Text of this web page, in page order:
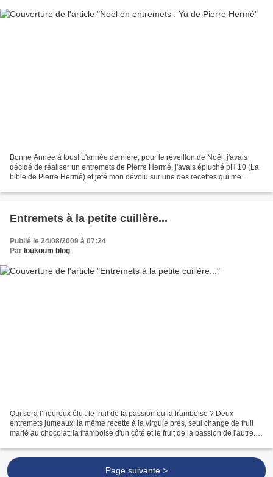
Bonne Année à tous! L'année dernière, pour le réveillon de Noël, j'avais
décidé de réaliser un entremets de Pierre Hermé, j'avais épluché pH 10 (La
bible de Pierre Hermé) et jeté mon dévolu sur une des recettes qui me
Entremets à la petite cuillère...
Publié le 24/08/2009 à 07:24
Par loukoum blog
Qui sera l’heureux élu : le fruit de la passion ou la framboise ? Deux
entremets jumeaux: la même recette à la virgule près, seul change de fruit
marié au chocolat: la framboise d'un côté et le fruit de la passion de l'autre. À
Page suivante >